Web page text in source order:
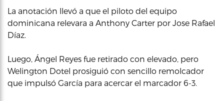
La anotación llevó a que el piloto del equipo
dominicana relevara a Anthony Carter por Jose Rafael
Díaz.
Luego, Ángel Reyes fue retirado con elevado, pero
Welington Dotel prosiguió con sencillo remolcador
que impulsó García para acercar el marcador 6-3.